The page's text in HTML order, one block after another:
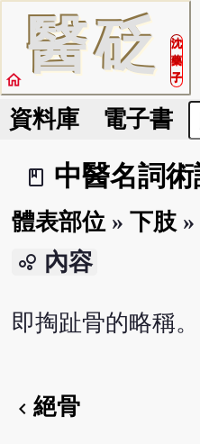
醫砭
沈
藥
子
home
資料庫 電子書
book_2
中醫名詞
體表部位 » 下肢»
bubble_chart 內容
即掏趾骨的略稱。
chevron_left 絕骨